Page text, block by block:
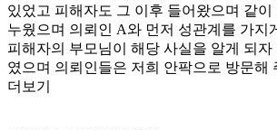
있었고 피해자도 그 이후 들어왔으며 같이
누웠으며 의뢰인 A와 먼저 성관계를 가지
피해자의 부모님이 해당 사실을 알게 되
였으며 의뢰인들은 저희 안팍으로 방문해
더보기